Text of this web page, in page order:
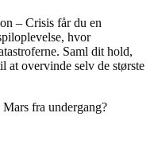
– Crisis får du en
hvor
Saml dit hold,
at overvinde selv de største
fra undergang?